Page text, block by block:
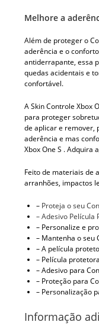
Melhore a
Além de proteger o
aderência e o
antiderrapante, essa
quedas acidentais e
confortável.
A Skin Controle Xbox
para proteger
de aplicar e remover,
aderência e mas
Xbox One S . Adquira
Feito de materiais de
arranhões, impactos
– Proteja o seu
– Adesivo Película
– Personalize e
– Mantenha o seu
– A película
– Película
– Adesivo para
– Proteção para
– Personalização
Informação